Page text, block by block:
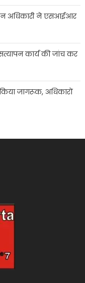
अधिकारी ने एसआईआर
कार्य की जांच कर
जागरूक, अधिकारों